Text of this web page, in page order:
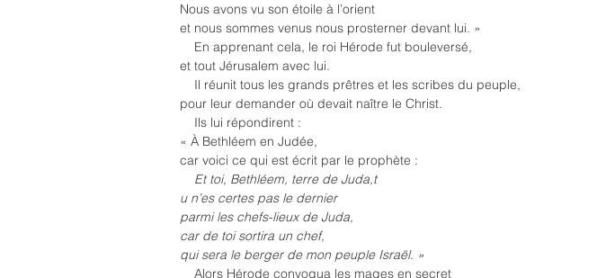
Nous avons vu son étoile à l’orient
et nous sommes venus nous prosterner devant lui. »
En apprenant cela, le roi Hérode fut bouleversé,
et tout Jérusalem avec lui.
Il réunit tous les grands prêtres et les scribes du peuple,
pour leur demander où devait naître le Christ.
Ils lui répondirent :
« À Bethléem en Judée,
car voici ce qui est écrit par le prophète :
Et toi, Bethléem, terre de Juda,t
u n’es certes pas le dernier
parmi les chefs-lieux de Juda,
car de toi sortira un chef,
qui sera le berger de mon peuple Israël. »
Alors Hérode convoqua les mages en secret